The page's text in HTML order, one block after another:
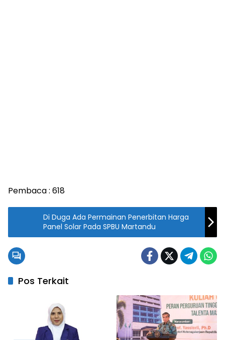
Pembaca : 618
Di Duga Ada Permainan Penerbitan Harga
Panel Solar Pada SPBU Martandu
Pos Terkait